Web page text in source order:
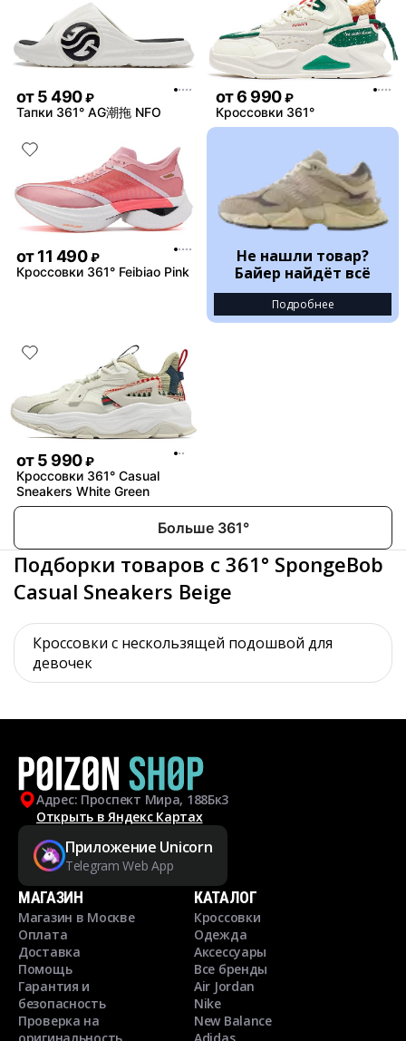
от5 490 ₽
Тапки 361° AG潮拖 NFO
от6 990 ₽
Кроссовки 361°
от11 490 ₽
Кроссовки 361° Feibiao Pink
Не нашли товар?
Байер найдёт всё
Подробнее
от5 990 ₽
Кроссовки 361° Casual
Sneakers White Green
Больше 361°
Подборки товаров с 361° SpongeBob
Casual Sneakers Beige
Кроссовки с нескользящей подошвой для
девочек
Адрес: Проспект Мира, 188Бк3
Открыть в Яндекс Картах
Приложение Unicorn
Telegram Web App
МАГАЗИН
Магазин в Москве
Оплата
Доставка
Помощь
Гарантия и
безопасность
Проверка на
КАТАЛОГ
Кроссовки
Одежда
Аксессуары
Все бренды
Air Jordan
Nike
New Balance